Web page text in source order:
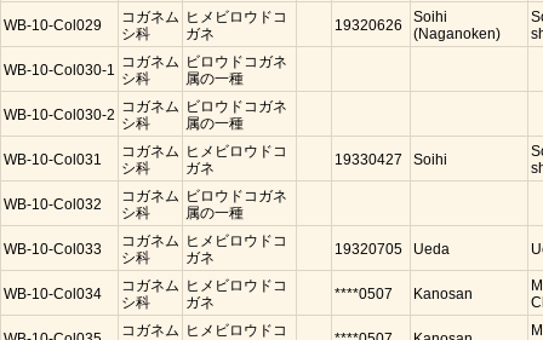
WB-10-Col029
コガネム
シ科
ヒメビロウドコ
ガネ
19320626
Soihi
(Naganoken)
WB-10-Col030-1 コガネム
シ科
ビロウドコガネ
属の一種
WB-10-Col030-2 コガネム
シ科
ビロウドコガネ
属の一種
WB-10-Col031
コガネム
シ科
ヒメビロウドコ
ガネ
19330427 Soihi
WB-10-Col032
コガネム
シ科
ビロウドコガネ
属の一種
WB-10-Col033
コガネム
シ科
ヒメビロウドコ
ガネ
19320705 Ueda
WB-10-Col034
コガネム
シ科
ヒメビロウドコ
ガネ
****0507 Kanosan
コガネム ヒメビロウドコ